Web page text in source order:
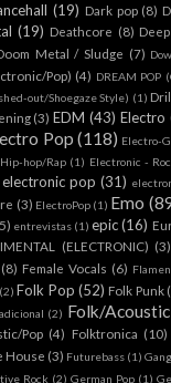
(19) Dark pop (8)
(19) Deathcore (8)
Metal / Sludge (7)
Pop) (4) DREAM POP
out/Shoegaze Style) (1)
(3) EDM (43) Electro
Pop (118) Electro-
hop/Rap (1) Electronic -
electronic pop (31)
(3) ElectroPop (1) Emo
entrevistas (1) epic (16)
(ELECTRONIC) (3)
(8) Female Vocals (6)
(2) Folk Pop (52) Folk Punk
(2) Folk/Acoustic
Pop (4) Folktronica (10)
House (3) Futurebass (1)
Rock (2) German Pop (1)